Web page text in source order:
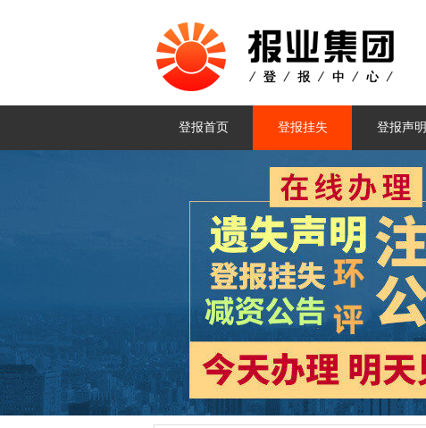
登报首页 登报挂失 登报声明